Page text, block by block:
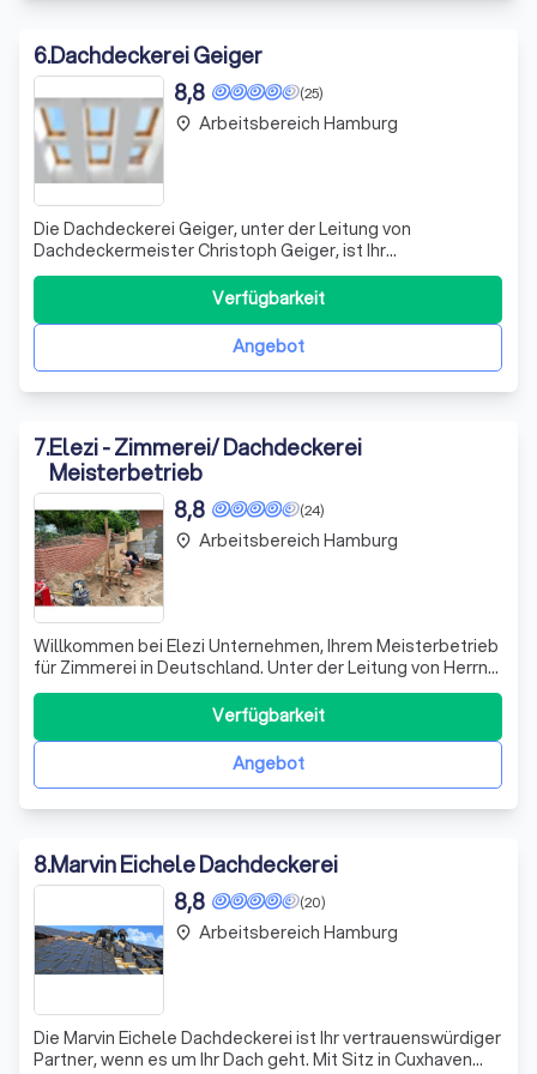
6.Dachdeckerei Geiger
(25)
8,8
Die Dachdeckerei Geiger, unter der Leitung von
Dachdeckermeister Christoph Geiger, ist Ihr
vertrauenswürdiger Partner für alle Arten von
Dacharbeiten. Mit unserer langjährigen Erfahrung und
unserem Fachwissen garantieren wir höchste Qualität und
Präzision bei jedem Projekt. Wir zeichnen uns durch un
Angebot
Verfügbarkeit
place Arbeitsbereich Hamburg
7.Elezi - Zimmerei/ Dachdeckerei
Meisterbetrieb
(24)
8,8
Willkommen bei Elezi Unternehmen, Ihrem Meisterbetrieb
für Zimmerei in Deutschland. Unter der Leitung von Herrn
Ilir Elezi haben wir uns als vertrauenswürdiger Partner für
alle Arten von Zimmerarbeiten etabliert. Mit unserer
Expertise und unserem Engagement für Qualität setzen
wir uns dafür ein, das
Angebot
Verfügbarkeit
place Arbeitsbereich Hamburg
8.Marvin Eichele Dachdeckerei
(20)
8,8
Die Marvin Eichele Dachdeckerei ist Ihr vertrauenswürdiger
Partner, wenn es um Ihr Dach geht. Mit Sitz in Cuxhaven
place Arbeitsbereich Hamburg